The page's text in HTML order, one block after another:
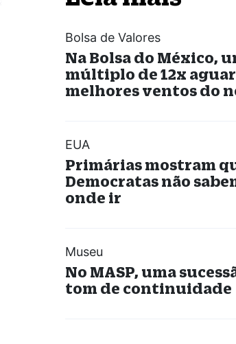
Bolsa de Valores
Na Bolsa do México,
múltiplo de 12x
melhores ventos do
EUA
Primárias mostram
Democratas não
onde ir
Museu
No MASP, uma
tom de continuidade